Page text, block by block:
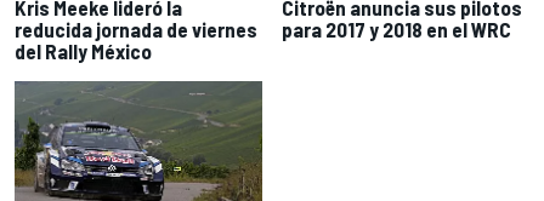
Kris Meeke lideró la
reducida jornada de viernes
del Rally México
Citroën anuncia sus pilotos
para 2017 y 2018 en el WRC